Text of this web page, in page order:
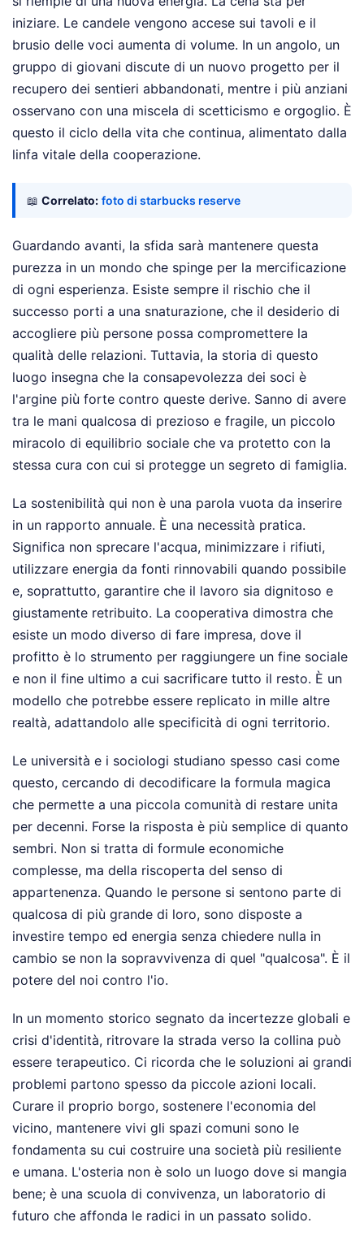
iniziare. Le candele vengono accese sui tavoli e il
brusio delle voci aumenta di volume. In un angolo, un
gruppo di giovani discute di un nuovo progetto per il
recupero dei sentieri abbandonati, mentre i più anziani
osservano con una miscela di scetticismo e orgoglio. È
questo il ciclo della vita che continua, alimentato dalla
linfa vitale della cooperazione.
📖 Correlato: foto di starbucks reserve
Guardando avanti, la sfida sarà mantenere questa
purezza in un mondo che spinge per la mercificazione
di ogni esperienza. Esiste sempre il rischio che il
successo porti a una snaturazione, che il desiderio di
accogliere più persone possa compromettere la
qualità delle relazioni. Tuttavia, la storia di questo
luogo insegna che la consapevolezza dei soci è
l'argine più forte contro queste derive. Sanno di avere
tra le mani qualcosa di prezioso e fragile, un piccolo
miracolo di equilibrio sociale che va protetto con la
stessa cura con cui si protegge un segreto di famiglia.
La sostenibilità qui non è una parola vuota da inserire
in un rapporto annuale. È una necessità pratica.
Significa non sprecare l'acqua, minimizzare i rifiuti,
utilizzare energia da fonti rinnovabili quando possibile
e, soprattutto, garantire che il lavoro sia dignitoso e
giustamente retribuito. La cooperativa dimostra che
esiste un modo diverso di fare impresa, dove il
profitto è lo strumento per raggiungere un fine sociale
e non il fine ultimo a cui sacrificare tutto il resto. È un
modello che potrebbe essere replicato in mille altre
realtà, adattandolo alle specificità di ogni territorio.
Le università e i sociologi studiano spesso casi come
questo, cercando di decodificare la formula magica
che permette a una piccola comunità di restare unita
per decenni. Forse la risposta è più semplice di quanto
sembri. Non si tratta di formule economiche
complesse, ma della riscoperta del senso di
appartenenza. Quando le persone si sentono parte di
qualcosa di più grande di loro, sono disposte a
investire tempo ed energia senza chiedere nulla in
cambio se non la sopravvivenza di quel "qualcosa". È il
potere del noi contro l'io.
In un momento storico segnato da incertezze globali e
crisi d'identità, ritrovare la strada verso la collina può
essere terapeutico. Ci ricorda che le soluzioni ai grandi
problemi partono spesso da piccole azioni locali.
Curare il proprio borgo, sostenere l'economia del
vicino, mantenere vivi gli spazi comuni sono le
fondamenta su cui costruire una società più resiliente
e umana. L'osteria non è solo un luogo dove si mangia
bene; è una scuola di convivenza, un laboratorio di
futuro che affonda le radici in un passato solido.